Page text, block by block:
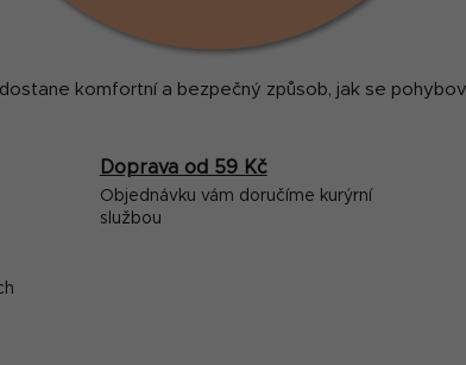
komfortní a bezpečný způsob, jak se
Doprava od 59 Kč
Objednávku vám doručíme kurýrní
službou